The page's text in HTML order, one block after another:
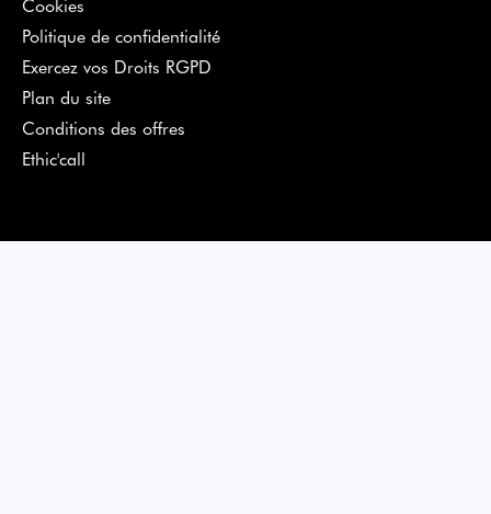
Politique de confidentialité
Exercez vos Droits RGPD
Plan du site
Conditions des offres
Ethic'call